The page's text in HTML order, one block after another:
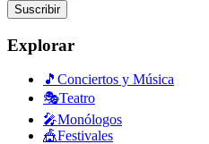
Suscribir
Explorar
🎵 Conciertos y Música
🎭Teatro
🎤Monólogos
🎪Festivales